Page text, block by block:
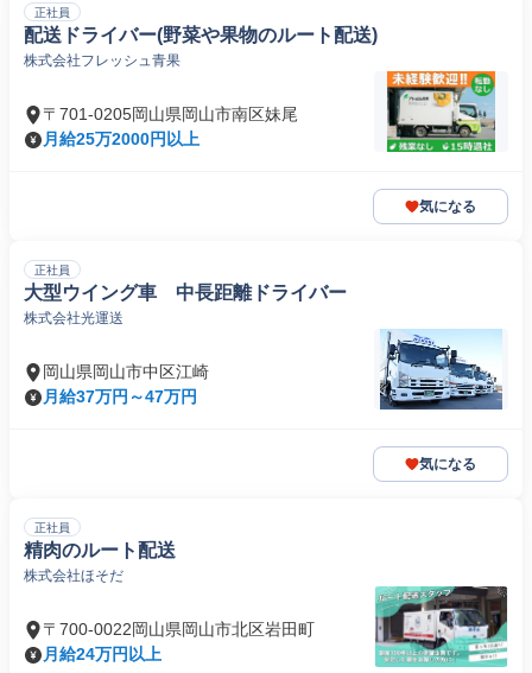
正社員
配送ドライバー(野菜や果物のルート配送)
株式会社フレッシュ青果
〒701-0205岡山県岡山市南区妹尾
月給25万2000円以上
気になる
正社員
大型ウイング車 中長距離ドライバー
株式会社光運送
岡山県岡山市中区江崎
月給37万円～47万円
気になる
正社員
精肉のルート配送
株式会社ほそだ
〒700-0022岡山県岡山市北区岩田町
月給24万円以上